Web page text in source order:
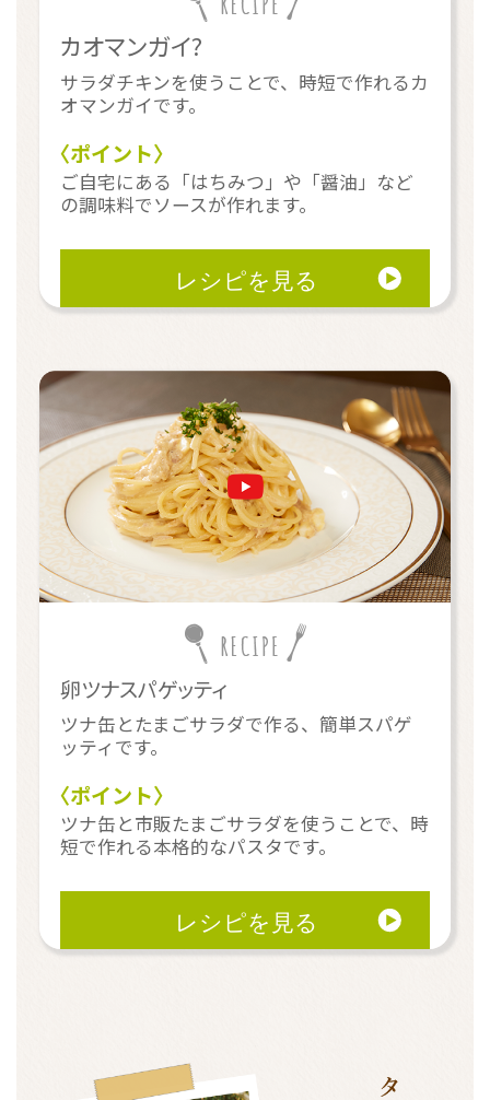
カオマンガイ?
サラダチキンを使うことで、時短で作れるカ
オマンガイです。
〈ポイント〉
ご自宅にある「はちみつ」や「醤油」など
の調味料でソースが作れます。
卵ツナスパゲッティ
ツナ缶とたまごサラダで作る、簡単スパゲ
ッティです。
〈ポイント〉
ツナ缶と市販たまごサラダを使うことで、時
短で作れる本格的なパスタです。